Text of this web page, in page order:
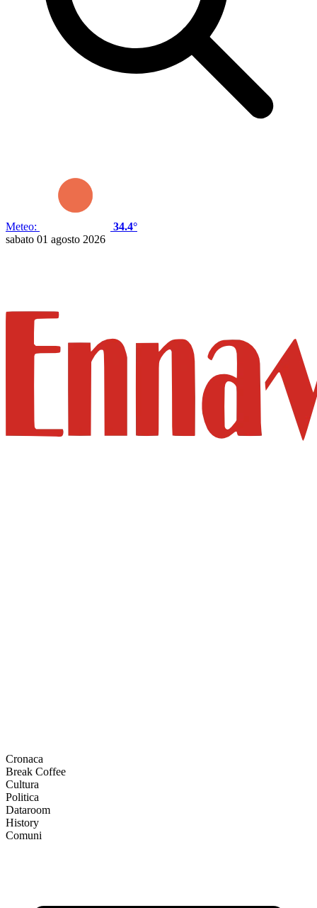
Meteo:
34.4°
sabato 01 agosto 2026
Cronaca
Break Coffee
Cultura
Politica
Dataroom
History
Comuni